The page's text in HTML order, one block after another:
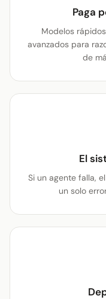
Paga
Modelos
avanzados para
de
El
Si un agente falla,
un solo